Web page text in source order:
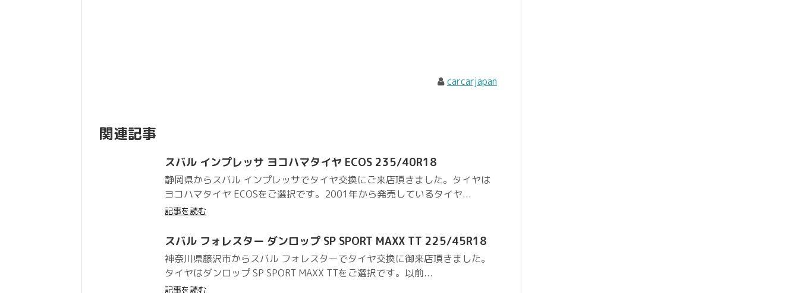
carcarjapan
関連記事
スバル インプレッサ ヨコハマタイヤ ECOS 235/40R18
静岡県からスバル インプレッサでタイヤ交換にご来店頂きました。タイヤは
ヨコハマタイヤ ECOSをご選択です。2001年から発売しているタイヤ...
記事を読む
スバル フォレスター ダンロップ SP SPORT MAXX TT 225/45R18
神奈川県藤沢市からスバル フォレスターでタイヤ交換に御来店頂きました。
タイヤはダンロップ SP SPORT MAXX TTをご選択です。以前...
記事を読む